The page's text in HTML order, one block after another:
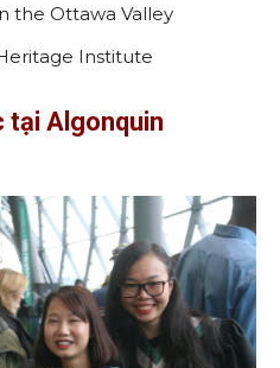
the Ottawa Valley
Institute
tại Algonquin